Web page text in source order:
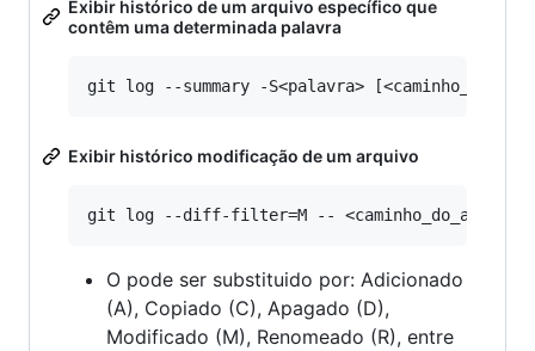
Exibir histórico de um arquivo específico que
contêm uma determinada palavra
Exibir histórico modificação de um arquivo
O pode ser substituido por: Adicionado
(A), Copiado (C), Apagado (D),
Modificado (M), Renomeado (R), entre